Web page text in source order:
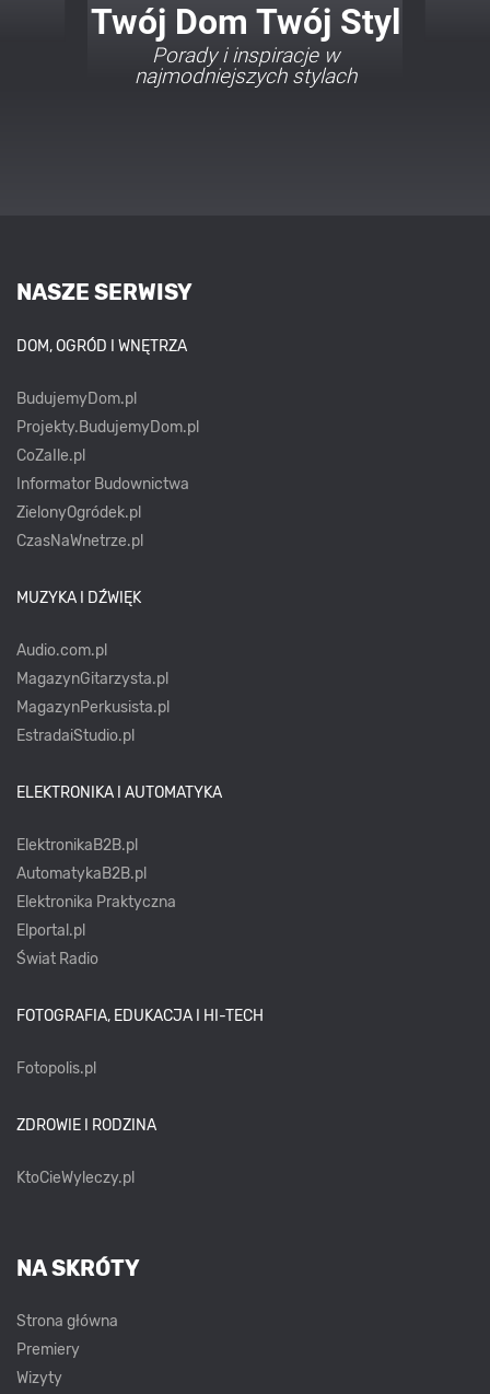
Twój Dom Twój Styl
Porady i inspiracje w
najmodniejszych stylach
NASZE SERWISY
DOM, OGRÓD I WNĘTRZA
BudujemyDom.pl
Projekty.BudujemyDom.pl
CoZaIle.pl
Informator Budownictwa
ZielonyOgródek.pl
CzasNaWnetrze.pl
MUZYKA I DŹWIĘK
Audio.com.pl
MagazynGitarzysta.pl
MagazynPerkusista.pl
EstradaiStudio.pl
ELEKTRONIKA I AUTOMATYKA
ElektronikaB2B.pl
AutomatykaB2B.pl
Elektronika Praktyczna
Elportal.pl
Świat Radio
FOTOGRAFIA, EDUKACJA I HI-TECH
Fotopolis.pl
ZDROWIE I RODZINA
KtoCieWyleczy.pl
NA SKRÓTY
Strona główna
Premiery
Wizyty